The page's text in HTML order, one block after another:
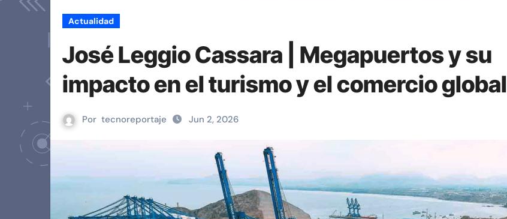
Actualidad
José Leggio Cassara | Megapuertos y su
impacto en el turismo y el comercio global
Por tecnoreportaje Jun 2, 2026